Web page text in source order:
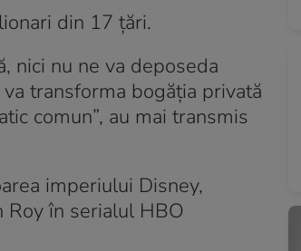
din 17 ţări.
nici nu ne va deposeda
transforma bogăția privată
comun”, au mai transmis
imperiului Disney,
Roy în serialul HBO